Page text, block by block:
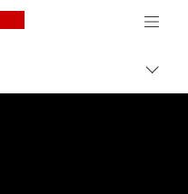
Canon Logo, back to